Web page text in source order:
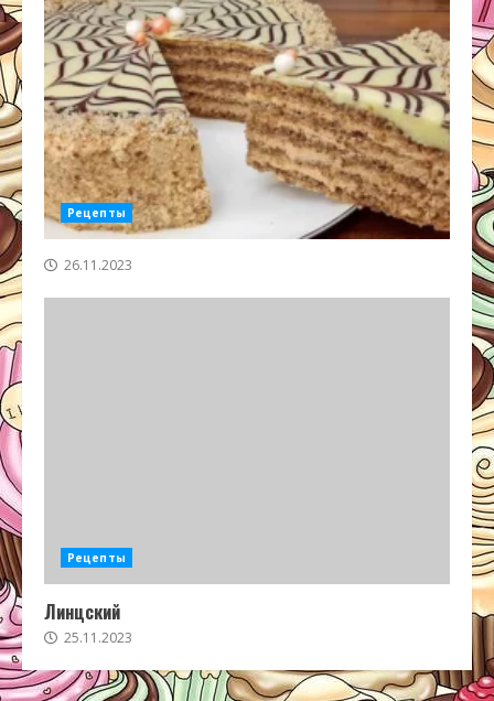
Рецепты
26.11.2023
Рецепты
Линцский
25.11.2023